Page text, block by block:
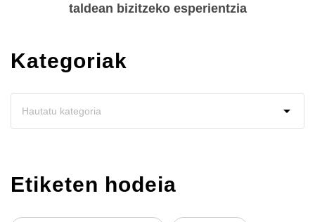
taldean bizitzeko esperientzia
Kategoriak
Etiketen hodeia